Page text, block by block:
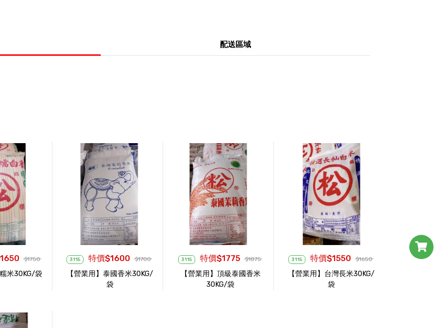
配送區域
$1750
米30KG/袋
3115 特價$1600 $1700
【營業用】泰國香米30KG/
袋
3115 特價$1775 $1875
【營業用】頂級泰國香米
30KG/袋
3115 特價$1550 $1650
【營業用】台灣長米30KG/
袋